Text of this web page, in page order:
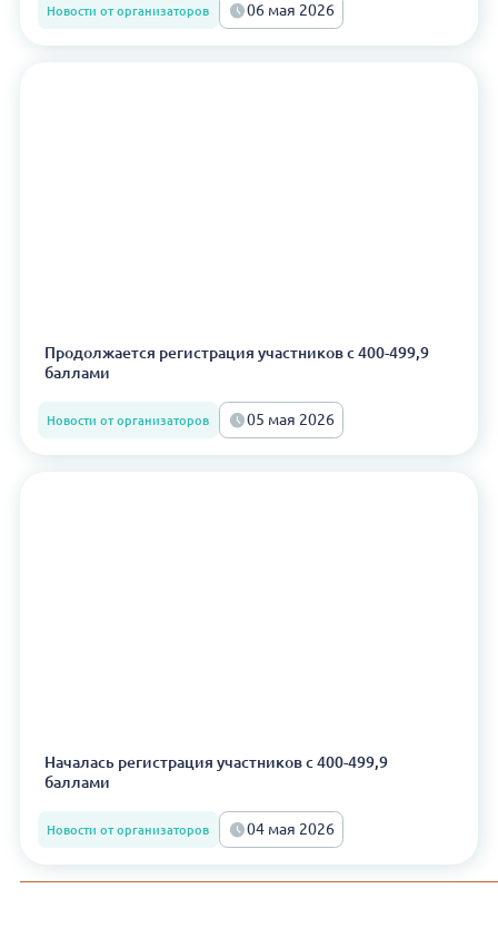
Новости от организаторов 06 мая 2026
Продолжается регистрация участников с 400-499,9
баллами
Новости от организаторов 05 мая 2026
Началась регистрация участников с 400-499,9
баллами
Новости от организаторов 04 мая 2026